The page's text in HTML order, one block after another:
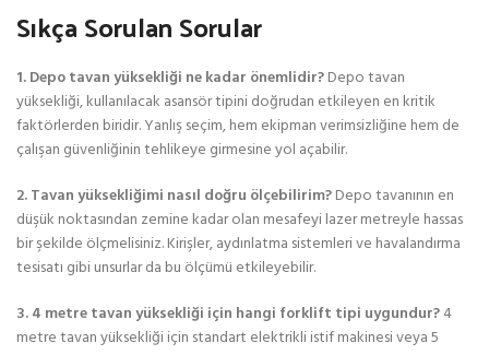
Sıkça Sorulan Sorular
1. Depo tavan yüksekliği ne kadar önemlidir?Depo tavan
yüksekliği, kullanılacak asansör tipini doğrudan etkileyen en kritik
faktörlerden biridir. Yanlış seçim, hem ekipman verimsizliğine hem de
çalışan güvenliğinin tehlikeye girmesine yol açabilir.
2. Tavan yüksekliğimi nasıl doğru ölçebilirim?Depo tavanının en
düşük noktasından zemine kadar olan mesafeyi lazer metreyle hassas
bir şekilde ölçmelisiniz. Kirişler, aydınlatma sistemleri ve havalandırma
tesisatı gibi unsurlar da bu ölçümü etkileyebilir.
3. 4 metre tavan yüksekliği için hangi forklift tipi uygundur?4
metre tavan yüksekliği için standart elektrikli istif makinesi veya 5